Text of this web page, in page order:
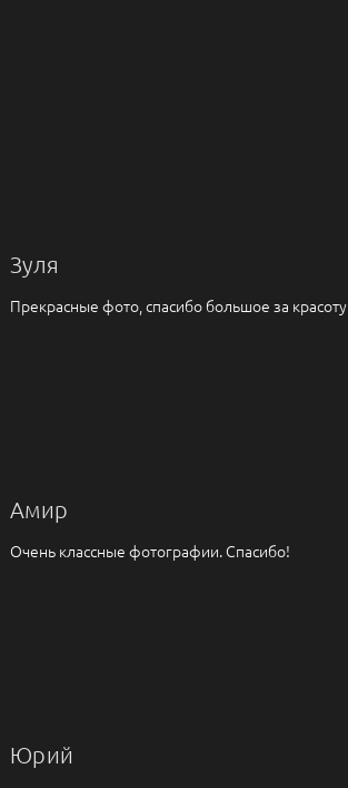
Зуля
Прекрасные фото, спасибо большое за красоту
Амир
Очень классные фотографии. Спасибо!
Юрий